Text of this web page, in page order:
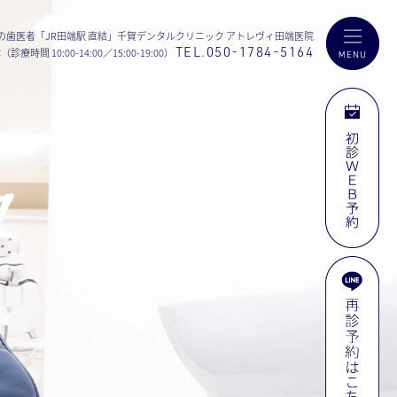
歯医者「JR田端駅 直結」 千賀デンタルクリニック アトレヴィ田端医院
診療時間 10:00-14:00／15:00-19:00） TEL.050-1784-5164